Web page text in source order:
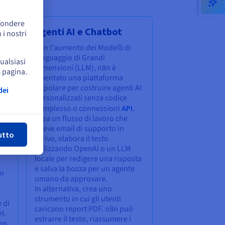
di
Agenti AI e Chatbot
Con l'aumento dei Modelli di
Linguaggio di Grandi
Dimensioni (LLM), n8n è
diventato una piattaforma
popolare per costruire agenti AI
personalizzati senza codice
complesso o connessioni API.
Crea un flusso di lavoro che
riceve email di supporto in
arrivo, elabora il testo
utilizzando OpenAI o un LLM
locale per redigere una risposta
e salva la bozza per un agente
umano da approvare.
In alternativa, crea uno
strumento in cui gli utenti
caricano report PDF. n8n può
estrarre il testo, riassumere i
i nostri